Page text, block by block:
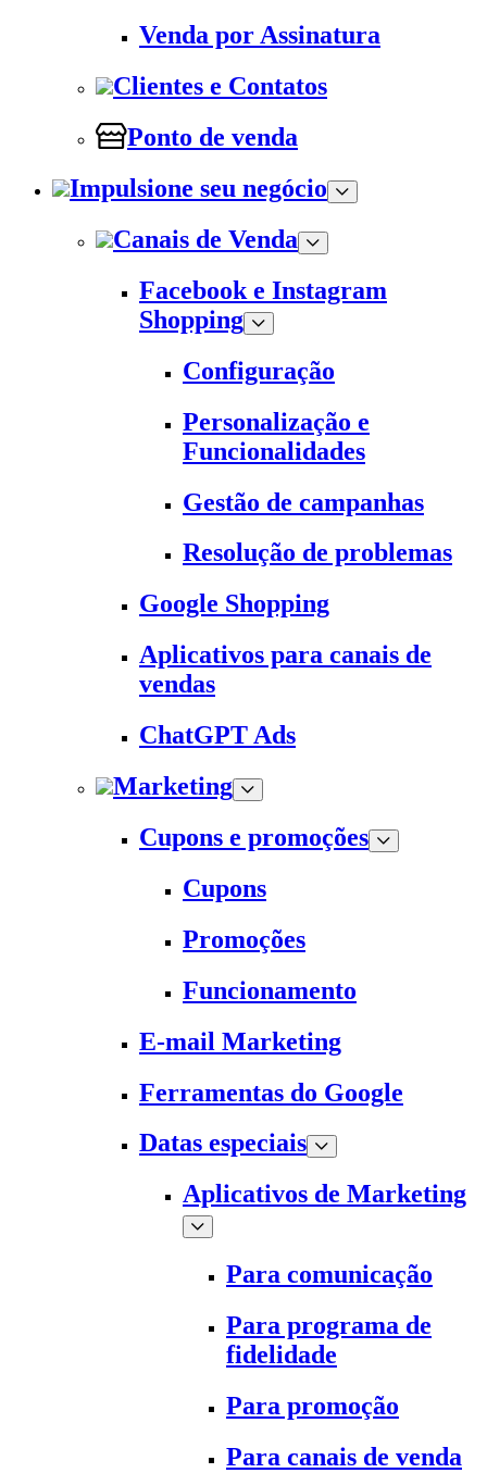
Venda por Assinatura
Clientes e Contatos
Ponto de venda
Impulsione seu negócio
Canais de Venda
Facebook e Instagram
Shopping
Configuração
Personalização e
Funcionalidades
Gestão de campanhas
Resolução de problemas
Google Shopping
Aplicativos para canais de
vendas
ChatGPT Ads
Marketing
Cupons e promoções
Cupons
Promoções
Funcionamento
E-mail Marketing
Ferramentas do Google
Datas especiais
Aplicativos de Marketing
Para comunicação
Para programa de
fidelidade
Para promoção
Para canais de venda